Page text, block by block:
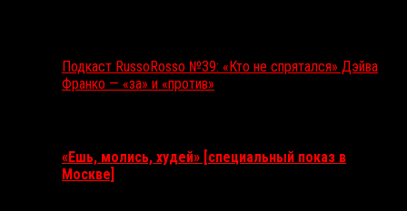
Подкаст RussoRosso №39: «Кто не спрятался» Дэйва
Франко — «за» и «против»
«Ешь, молись, худей» [специальный показ в
Москве]